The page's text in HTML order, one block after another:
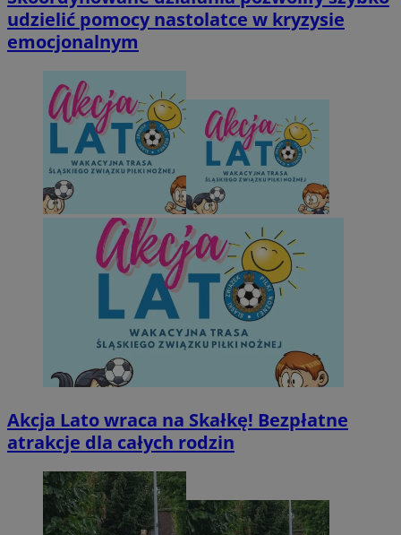
udzielić pomocy nastolatce w kryzysie
emocjonalnym
Akcja Lato wraca na Skałkę! Bezpłatne
atrakcje dla całych rodzin